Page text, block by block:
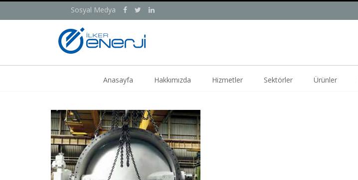
Sosyal Medya
Anasayfa Hakkımızda Hizmetler Sektörler Ürünler